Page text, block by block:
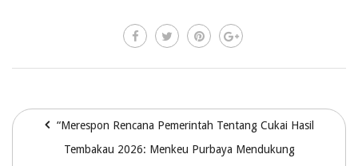
“Merespon Rencana Pemerintah Tentang Cukai Hasil
Tembakau 2026: Menkeu Purbaya Mendukung